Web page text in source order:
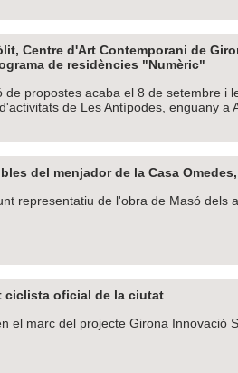
Centre d'Art Contemporani de
de residències "Numèric"
de propostes acaba el 8 de setembre i
de Les Antípodes, enguany a
del menjador de la Casa
representatiu de l'obra de Masó dels
ciclista oficial de la ciutat
el marc del projecte Girona Innovació